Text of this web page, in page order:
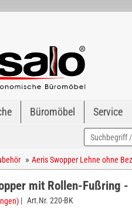
Büromöbel Service
» Aeris Swopper Lehne ohne
mit Rollen-Fußring
| Art.Nr. 220-BK